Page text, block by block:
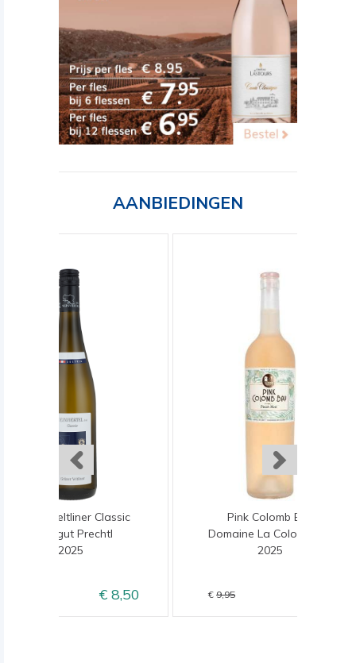
AANBIEDINGEN
Grüner Veltliner Classic
Weingut Prechtl
2025
8,50
Pink Colomb Bay
Domaine La Colombette
2025
9,95